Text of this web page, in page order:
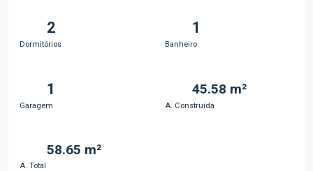
2
Dormitórios
1
Banheiro
1
Garagem
45.58 m²
A. Construída
58.65 m²
A. Total